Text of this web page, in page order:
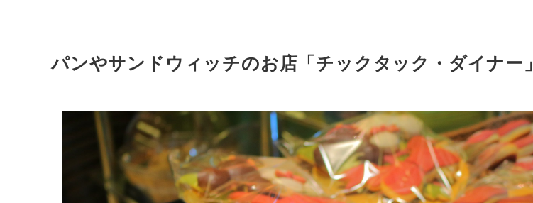
パンやサンドウィッチのお店「チックタック・ダイナー」